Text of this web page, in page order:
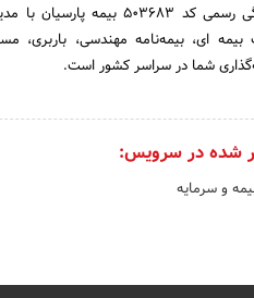
نمایندگی رسمی کد
ای، بیمه‌نامه‌ مهندسی، باربری،
شما در سراسر کشور است.
شده در سرویس:
و سرمایه